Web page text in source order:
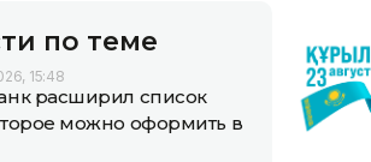
по теме
15:48
расширил список
можно оформить в